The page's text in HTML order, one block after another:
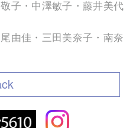
子・中澤敏子・藤井美代
由佳・三田美奈子・南奈